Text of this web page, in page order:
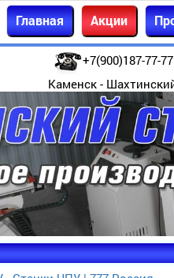
Главная Акции
+7(900)187-77-77
Каменск -